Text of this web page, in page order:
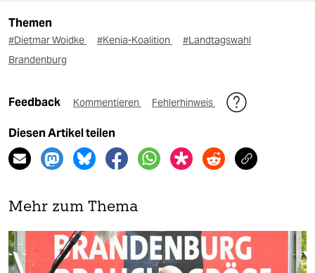
Themen
#Dietmar Woidke #Kenia-Koalition
#Landtagswahl
Brandenburg
Feedback Kommentieren Fehlerhinweis
Diesen Artikel teilen
Mehr zum Thema